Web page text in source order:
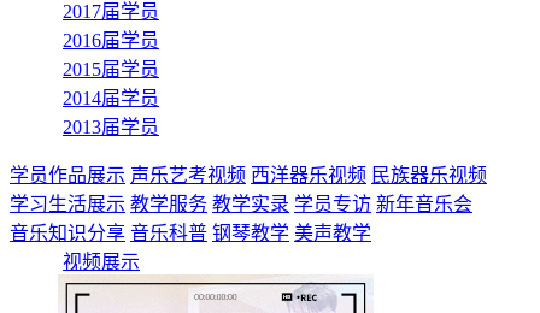
2017届学员
2016届学员
2015届学员
2014届学员
2013届学员
学员作品展示 声乐艺考视频 西洋器乐视频 民族器乐视频
学习生活展示 教学服务 教学实录 学员专访 新年音乐会
音乐知识分享 音乐科普 钢琴教学 美声教学
视频展示